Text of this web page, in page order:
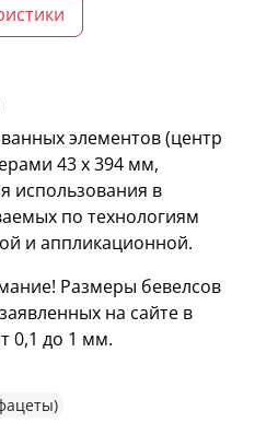
элементов (центр
43 х 394 мм,
использования в
по технологиям
и аппликационной.
Размеры бевелсов
на сайте в
0,1 до 1 мм.